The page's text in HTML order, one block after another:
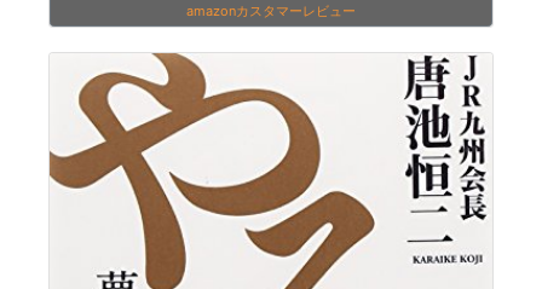
amazonカスタマーレビュー